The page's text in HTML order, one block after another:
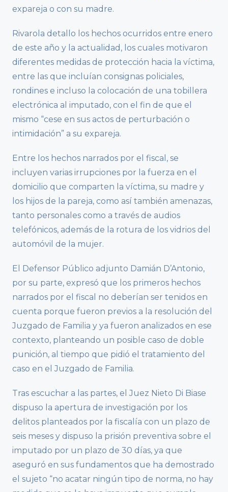
expareja o con su madre.
Rivarola detallo los hechos ocurridos entre enero
de este año y la actualidad, los cuales motivaron
diferentes medidas de protección hacia la víctima,
entre las que incluían consignas policiales,
rondines e incluso la colocación de una tobillera
electrónica al imputado, con el fin de que el
mismo “cese en sus actos de perturbación o
intimidación” a su expareja.
Entre los hechos narrados por el fiscal, se
incluyen varias irrupciones por la fuerza en el
domicilio que comparten la víctima, su madre y
los hijos de la pareja, como así también amenazas,
tanto personales como a través de audios
telefónicos, además de la rotura de los vidrios del
automóvil de la mujer.
El Defensor Público adjunto Damián D’Antonio,
por su parte, expresó que los primeros hechos
narrados por el fiscal no deberían ser tenidos en
cuenta porque fueron previos a la resolución del
Juzgado de Familia y ya fueron analizados en ese
contexto, planteando un posible caso de doble
punición, al tiempo que pidió el tratamiento del
caso en el Juzgado de Familia.
Tras escuchar a las partes, el Juez Nieto Di Biase
dispuso la apertura de investigación por los
delitos planteados por la fiscalía con un plazo de
seis meses y dispuso la prisión preventiva sobre el
imputado por un plazo de 30 días, ya que
aseguró en sus fundamentos que ha demostrado
el sujeto “no acatar ningún tipo de norma, no hay